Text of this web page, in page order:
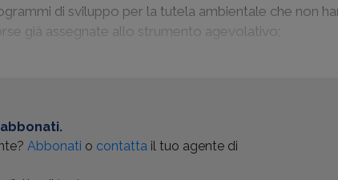
di sviluppo per la tutela ambientale che non
già assegnate allo strumento agevolativo;
Abbonati o contatta il tuo agente di